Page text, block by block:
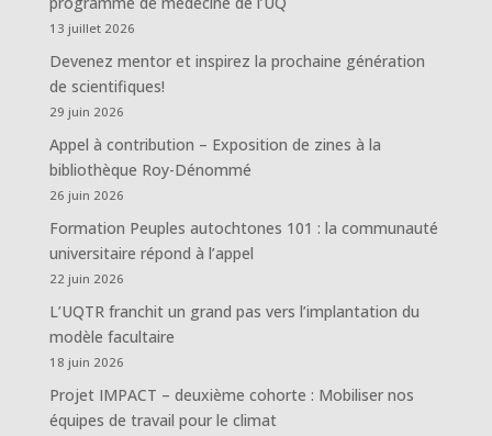
13 juillet 2026
Devenez mentor et inspirez la prochaine génération
de scientifiques!
29 juin 2026
Appel à contribution – Exposition de zines à la
bibliothèque Roy-Dénommé
26 juin 2026
Formation Peuples autochtones 101 : la communauté
universitaire répond à l’appel
22 juin 2026
L’UQTR franchit un grand pas vers l’implantation du
modèle facultaire
18 juin 2026
Projet IMPACT – deuxième cohorte : Mobiliser nos
équipes de travail pour le climat